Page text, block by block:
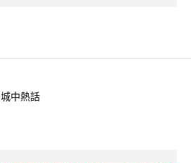
城中熱話